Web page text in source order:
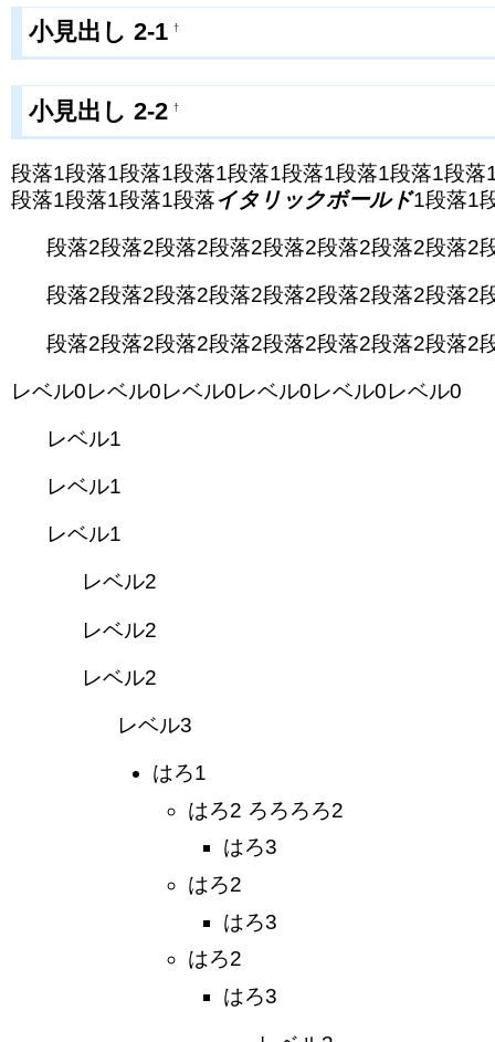
小見出し 2-1 †
小見出し 2-2 †
段落1段落1段落1段落1段落1段落1段落1段落1段
段落1段落1段落1段落イタリックボールド1段落1
段落2段落2段落2段落2段落2段落2段落2段落2
段落2段落2段落2段落2段落2段落2段落2段落2
段落2段落2段落2段落2段落2段落2段落2段落2
レベル0レベル0レベル0レベル0レベル0レベル0
レベル1
レベル1
レベル1
レベル2
レベル2
レベル2
レベル3
はろ1
はろ2 ろろろろ2
はろ3
はろ2
はろ3
はろ2
はろ3